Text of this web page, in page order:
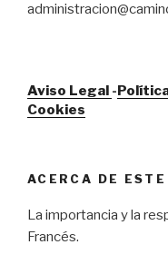
Aviso Legal -
Cookies
ACERCA DE
La importancia y la
Francés.